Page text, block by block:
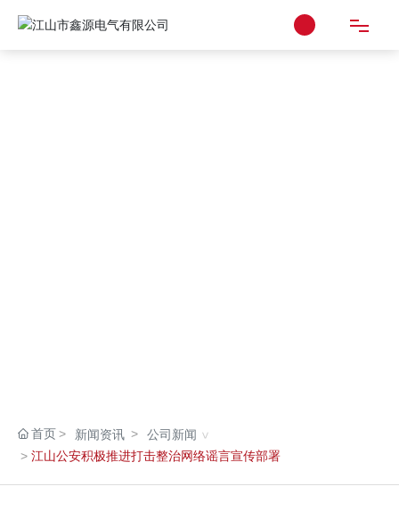
首页
首页 新闻资讯
公司新闻
江山公安积极推进打击整治网络谣言宣传部署